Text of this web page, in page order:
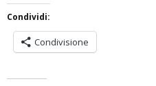
Condividi:
Condivisione